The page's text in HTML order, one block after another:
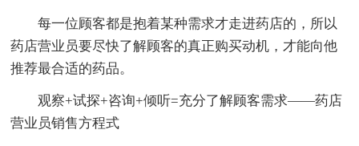
每一位顾客都是抱着某种需求才走进药店的，所以
药店营业员要尽快了解顾客的真正购买动机，才能向他
推荐最合适的药品。
观察+试探+咨询+倾听=充分了解顾客需求——药店
营业员销售方程式